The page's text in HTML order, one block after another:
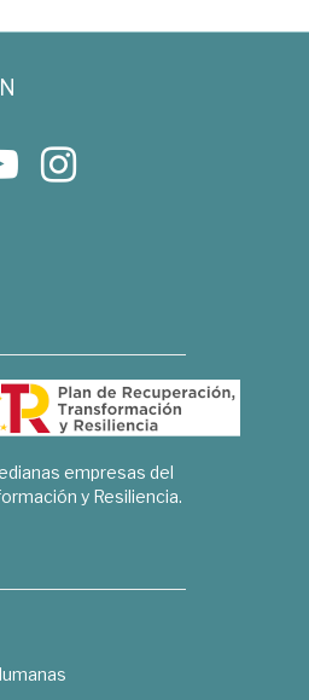
empresas del
y Resiliencia.